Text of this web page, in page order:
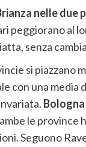
nelle due
peggiorano al
senza
si piazzano
con una media
le province
Seguono